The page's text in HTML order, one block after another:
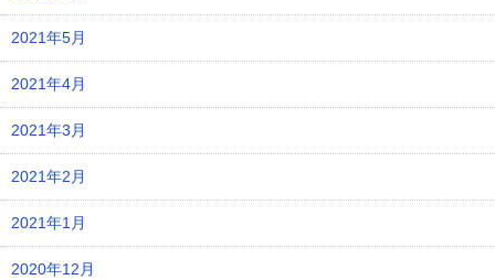
2021年5月
2021年4月
2021年3月
2021年2月
2021年1月
2020年12月